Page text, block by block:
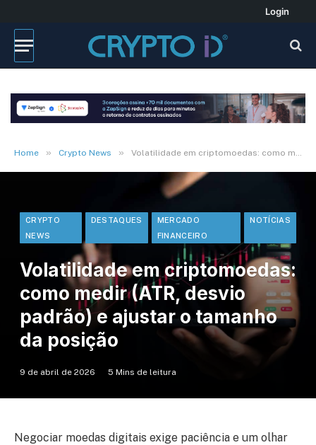
Login
Home » Crypto News » Volatilidade em criptomoedas: como medir (ATR, desvio padrão) e ajustar o tamanho da posição
CRYPTO
NEWS
DESTAQUES
MERCADO
FINANCEIRO
NOTÍCIAS
Volatilidade em criptomoedas:
como medir (ATR, desvio
padrão) e ajustar o tamanho
da posição
9 de abril de 2026 5 Mins de leitura
Negociar moedas digitais exige paciência e um olhar